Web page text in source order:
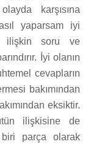
karşısına
yaparsam iyi
ilişkin soru ve
İyi olanın
cevapların
bakımından
eksiktir.
ilişkisine de
biri parça olarak